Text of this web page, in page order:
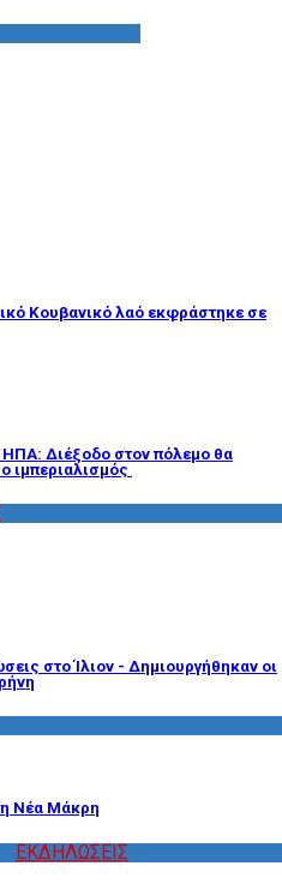
Κουβανικό λαό εκφράστηκε σε
ΗΠΑ: Διέξοδο στον πόλεμο θα
ιμπεριαλισμός
στο Ίλιον - Δημιουργήθηκαν οι
Νέα Μάκρη
ΕΚΔΗΛΩΣΕΙΣ